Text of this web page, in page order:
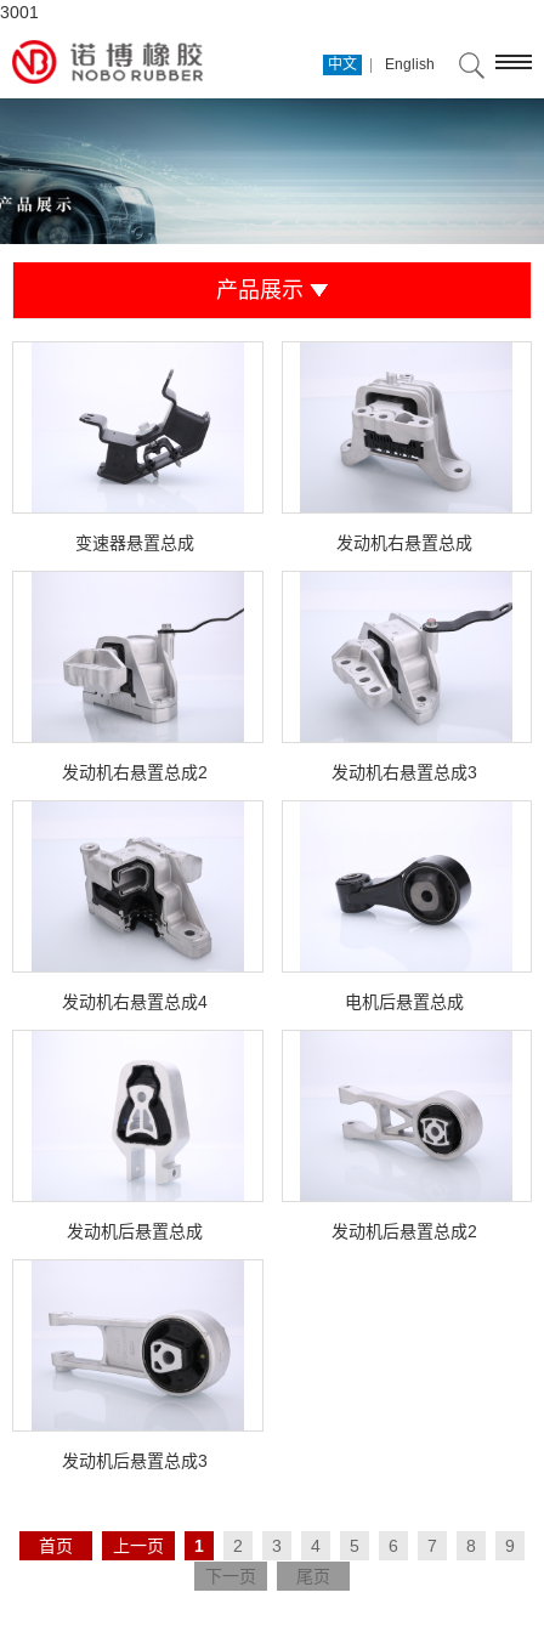
3001
中文 English
产品展示
变速器悬置总成 发动机右悬置总成
发动机右悬置总成2 发动机右悬置总成3
发动机右悬置总成4 电机后悬置总成
发动机后悬置总成 发动机后悬置总成2
发动机后悬置总成3
首页 上一页 1 2 3 4 5 6 7 8
9
下一页
尾页